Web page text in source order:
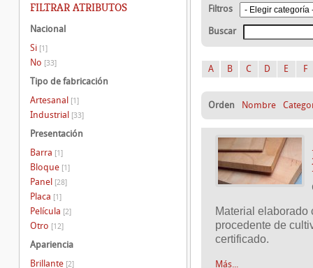
Filtros
Buscar
A B C D E F
Orden Nombre
Material elaborado
procedente de
certificado.
Más...
FILTRAR ATRIBUTOS
Nacional
Si [1]
No [33]
Tipo de fabricación
Artesanal [1]
Industrial [33]
Presentación
Barra [1]
Bloque [1]
Panel [28]
Placa [1]
Película [2]
Otro [12]
Apariencia
Brillante [2]